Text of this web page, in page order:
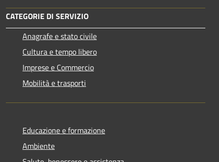
CATEGORIE DI SERVIZIO
Anagrafe e stato civile
Cultura e tempo libero
Imprese e Commercio
Mobilità e trasporti
Educazione e formazione
Ambiente